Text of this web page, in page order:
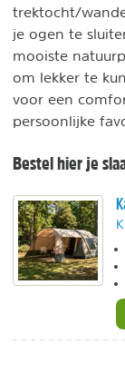
trektocht/
je ogen te
mooiste
om lekker te
voor een
persoonlijke
Bestel hier je